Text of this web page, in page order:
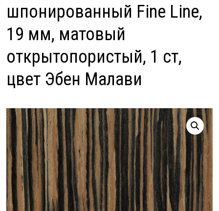
шпонированный Fine Line,
19 мм, матовый
открытопористый, 1 ст,
цвет Эбен Малави